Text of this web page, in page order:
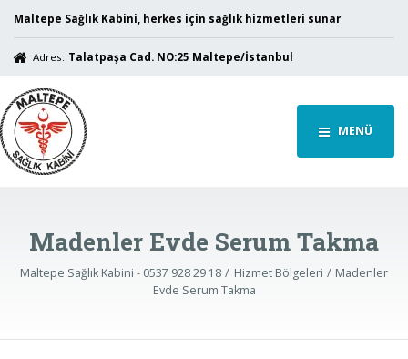
Maltepe Sağlık Kabini, herkes için sağlık hizmetleri sunar
Adres: Talatpaşa Cad. NO:25 Maltepe/İstanbul
MENÜ
Madenler Evde Serum Takma
Maltepe Sağlık Kabini - 0537 928 29 18 Hizmet Bölgeleri
Madenler
Evde Serum Takma